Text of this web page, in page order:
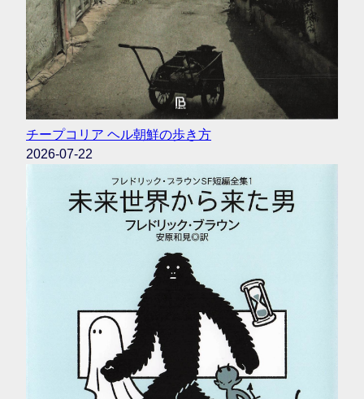
チープコリア ヘル朝鮮の歩き方
2026-07-22